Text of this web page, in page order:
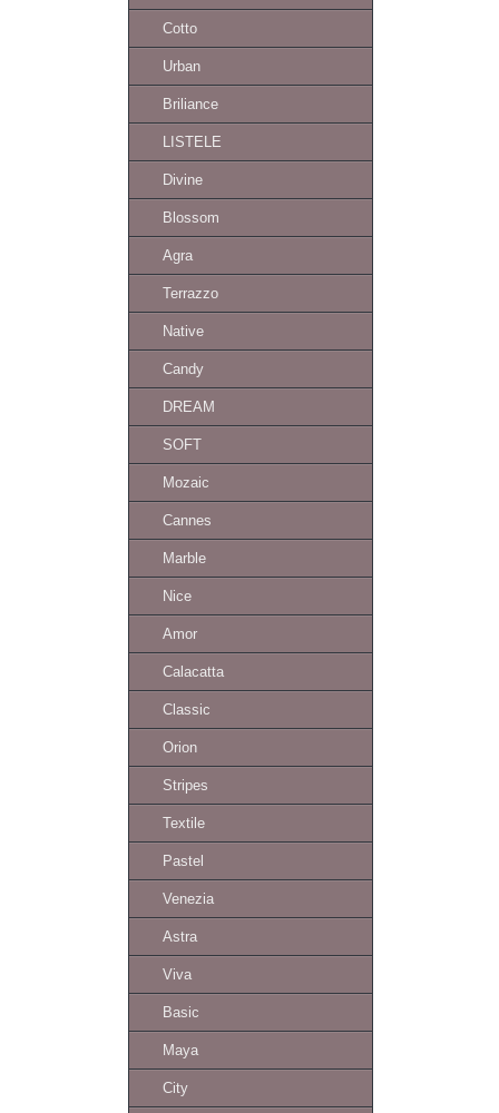
Cotto
Urban
Briliance
LISTELE
Divine
Blossom
Agra
Terrazzo
Native
Candy
DREAM
SOFT
Mozaic
Cannes
Marble
Nice
Amor
Calacatta
Classic
Orion
Stripes
Textile
Pastel
Venezia
Astra
Viva
Basic
Maya
City